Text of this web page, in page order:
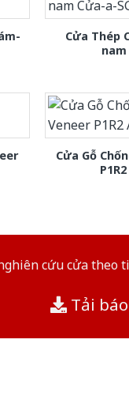
Cửa Thép
nam
Cửa Gỗ
cứu cửa theo
Tải